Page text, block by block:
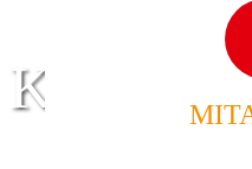
Kinder